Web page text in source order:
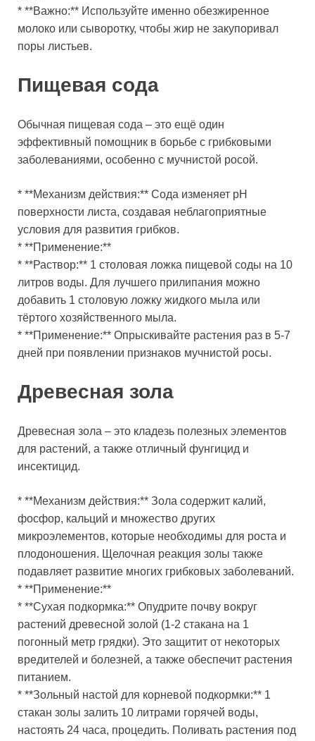
* **Важно:** Используйте именно обезжиренное
молоко или сыворотку, чтобы жир не закупоривал
поры листьев.
Пищевая сода
Обычная пищевая сода – это ещё один
эффективный помощник в борьбе с грибковыми
заболеваниями, особенно с мучнистой росой.
* **Механизм действия:** Сода изменяет pH
поверхности листа, создавая неблагоприятные
условия для развития грибков.
* **Применение:**
* **Раствор:** 1 столовая ложка пищевой соды на 10
литров воды. Для лучшего прилипания можно
добавить 1 столовую ложку жидкого мыла или
тёртого хозяйственного мыла.
* **Применение:** Опрыскивайте растения раз в 5-7
дней при появлении признаков мучнистой росы.
Древесная зола
Древесная зола – это кладезь полезных элементов
для растений, а также отличный фунгицид и
инсектицид.
* **Механизм действия:** Зола содержит калий,
фосфор, кальций и множество других
микроэлементов, которые необходимы для роста и
плодоношения. Щелочная реакция золы также
подавляет развитие многих грибковых заболеваний.
* **Применение:**
* **Сухая подкормка:** Опудрите почву вокруг
растений древесной золой (1-2 стакана на 1
погонный метр грядки). Это защитит от некоторых
вредителей и болезней, а также обеспечит растения
питанием.
* **Зольный настой для корневой подкормки:** 1
стакан золы залить 10 литрами горячей воды,
настоять 24 часа, процедить. Поливать растения под